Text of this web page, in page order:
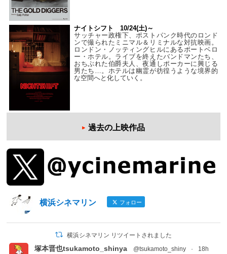
ナイトシフト 10/24(土)～
サッチャー政権下、ポストパンク時代のロンド
ンで撮られたミニマル＆リミナルな対抗映画。
ロンドン・ノッティングヒルにあるポートベロ
ー・ホテル。ライブを終えたバンドマンたち、
おちぶれた伯爵夫人、夜通しポーカーに興じる
男たち…。ホテルは幽霊が彷徨うような境界的
な空間へと化していく。
過去の上映作品
横浜シネマリン フォロー
横浜シネマリン リツイートされました
塚本晋也tsukamoto_shinya @tsukamoto_shiny · 18h